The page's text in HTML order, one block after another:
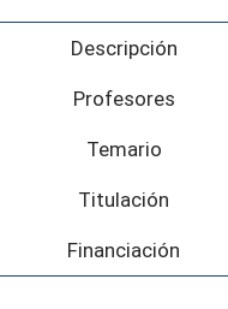
Descripción
Profesores
Temario
Titulación
Financiación